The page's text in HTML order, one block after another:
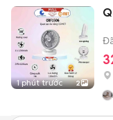
1 phút trước 2